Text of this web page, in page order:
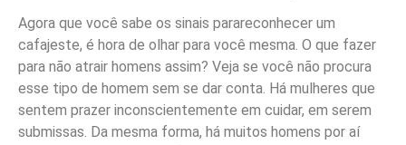
Agora que você sabe os sinais parareconhecer um
cafajeste, é hora de olhar para você mesma. O que fazer
para não atrair homens assim? Veja se você não procura
esse tipo de homem sem se dar conta. Há mulheres que
sentem prazer inconscientemente em cuidar, em serem
submissas. Da mesma forma, há muitos homens por aí